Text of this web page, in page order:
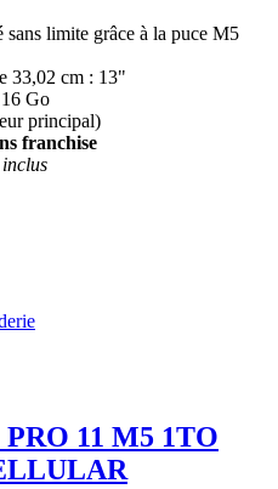
limite grâce à la puce M5
33,02 cm : 13"
Go
principal)
franchise
11 M5 1TO